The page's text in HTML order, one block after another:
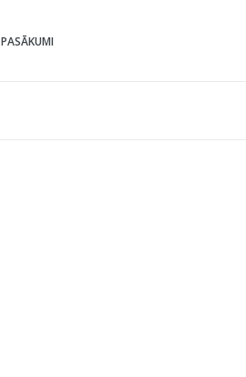
PASĀKUMI